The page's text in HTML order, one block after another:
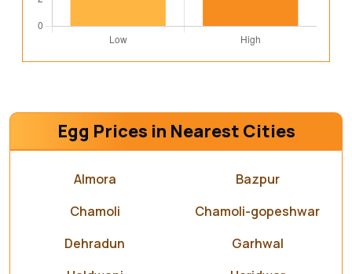
Egg Prices in Nearest Cities
Almora
Bazpur
Chamoli
Chamoli-gopeshwar
Dehradun
Garhwal